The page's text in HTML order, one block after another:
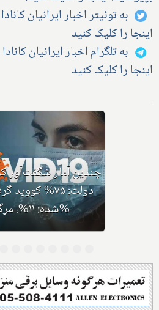
به توئیتر اخبار ایرانیان
اینجا را کلیک کنید
به تلگرام اخبار ایرانیان
اینجا را کلیک کنید
مختصر اریس
متخصصان: سریعا